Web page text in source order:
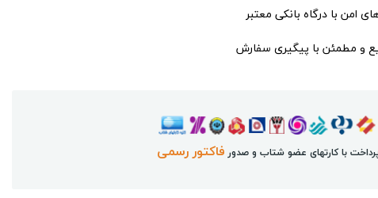
امن با درگاه بانکی معتبر
و مطمئن با پیگیری سفارش
با کارتهای عضو شتاب و صدور فاکتور رسمی